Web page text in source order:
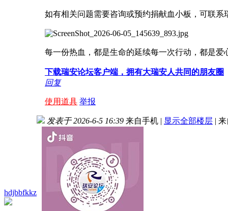
如有相关问题需要咨询或预约捐献血小板，可联
每一份热血，都是生命的延续每一次行动，都是
下载瑞安论坛客户端，拥有大瑞安人共同的朋友圈
回复
使用道具 举报
hdjbbfkkz
发表于 2026-6-5 16:39 来自手机 | 显示全部楼层 | 来